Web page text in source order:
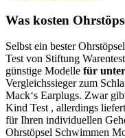
Was kosten
Selbst ein bester
Test von Stiftung
günstige Modelle für
Vergleichssieger zum
Mack‘s Earplugs. Zwar
Kind Test , allerdings
für Ihren individuellen
Ohrstöpsel Schwimmen